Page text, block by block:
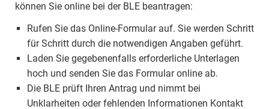
können Sie online bei der BLE beantragen:
Rufen Sie das Online-Formular auf. Sie werden Schritt
für Schritt durch die notwendigen Angaben geführt.
Laden Sie gegebenenfalls erforderliche Unterlagen
hoch und senden Sie das Formular online ab.
Die BLE prüft Ihren Antrag und nimmt bei
Unklarheiten oder fehlenden Informationen Kontakt